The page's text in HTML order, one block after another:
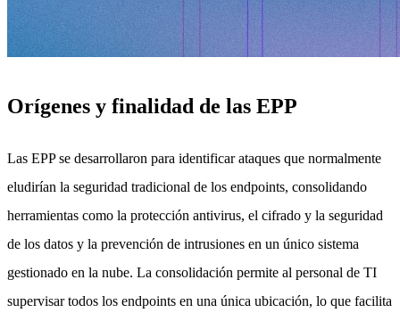
Orígenes y finalidad de las EPP
Las EPP se desarrollaron para identificar ataques que normalmente
eludirían la seguridad tradicional de los endpoints, consolidando
herramientas como la protección antivirus, el cifrado y la seguridad
de los datos y la prevención de intrusiones en un único sistema
gestionado en la nube. La consolidación permite al personal de TI
supervisar todos los endpoints en una única ubicación, lo que facilita